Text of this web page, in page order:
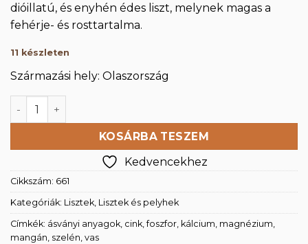
dióillatú, és enyhén édes liszt, melynek magas a
fehérje- és rosttartalma.
11 készleten
Származási hely: Olaszország
Gesztenye liszt 500g mennyiség
KOSÁRBA TESZEM
Kedvencekhez
Cikkszám: 661
Kategóriák: Lisztek, Lisztek és pelyhek
Címkék: ásványi anyagok, cink,foszfor, kálcium, magnézium,
mangán, szelén, vas